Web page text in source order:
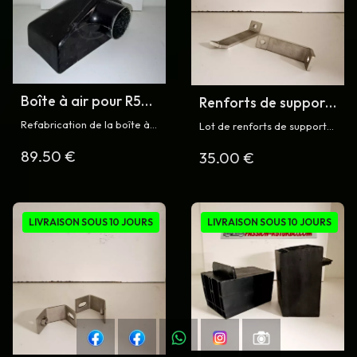
Boîte à air pour R5
Turbo
Refabrication de la boîte à
Renault 5 Turbo et Turbo 2
89.50 €
Renforts de support
de boîte de vitesse
Lot de renforts de support
pour Renault 5 Turbo et
35.00 €
LIVRAISON SOUS 10 JOURS LIVRAISON SOUS 10 JOURS